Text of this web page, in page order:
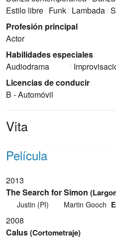
Estilo libre Funk Lambada
Profesión principal
Actor
Habilidades especiales
Audiodrama
Licencias de conducir
B - Automóvil
Vita
Película
2013
The Search for Simon
Justin (PI) Martin Gooch
2008
Calus(Cortometraje)